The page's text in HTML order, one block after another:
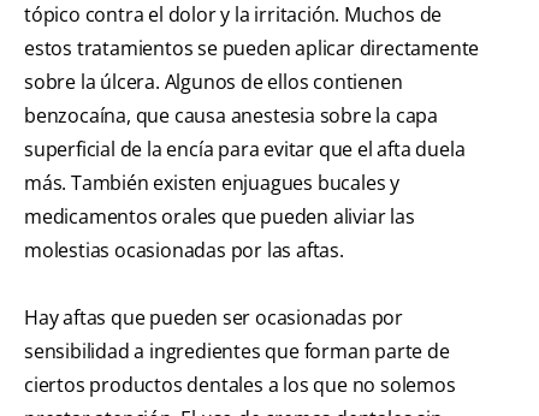
tópico contra el dolor y la irritación. Muchos de
estos tratamientos se pueden aplicar directamente
sobre la úlcera. Algunos de ellos contienen
benzocaína, que causa anestesia sobre la capa
superficial de la encía para evitar que el afta duela
más. También existen enjuagues bucales y
medicamentos orales que pueden aliviar las
molestias ocasionadas por las aftas.
Hay aftas que pueden ser ocasionadas por
sensibilidad a ingredientes que forman parte de
ciertos productos dentales a los que no solemos